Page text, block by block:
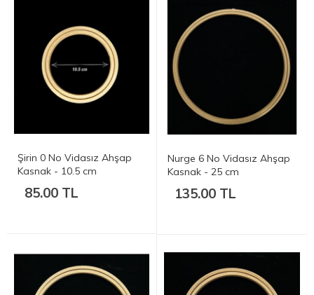
Şirin 0 No Vidasız Ahşap
Kasnak - 10.5 cm
85.00 TL
Nurge 6 No Vidasız Ahşap
Kasnak - 25 cm
135.00 TL